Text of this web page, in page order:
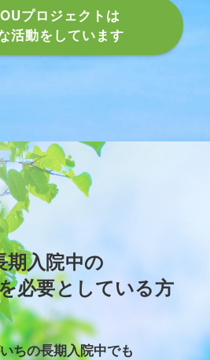
プロジェクトは
活動をしています
期入院中の
必要としている方
ちの長期入院中でも